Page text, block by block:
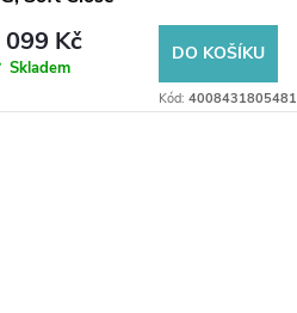
099 Kč
Skladem
DO KOŠÍKU
Kód: 4008431805481